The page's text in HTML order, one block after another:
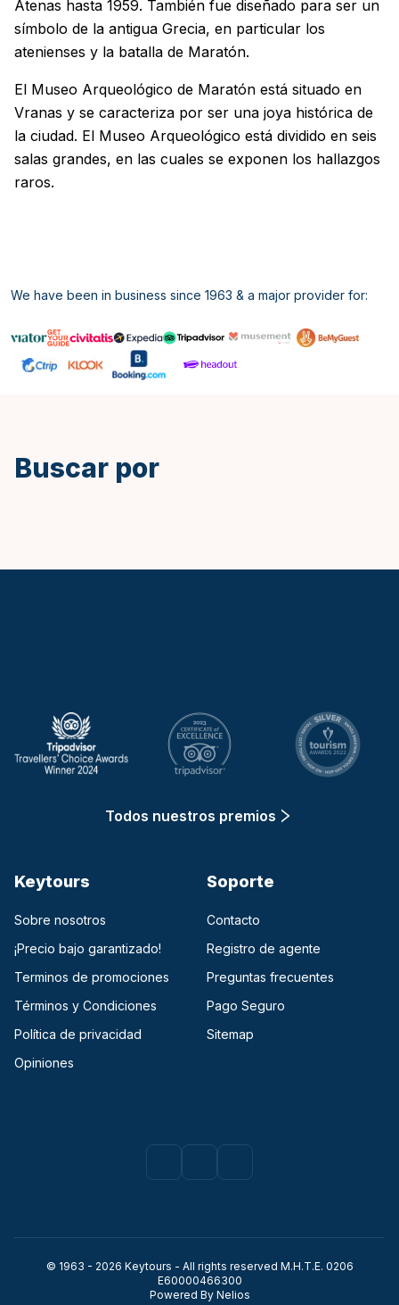
Atenas hasta 1959. También fue diseñado para ser un
símbolo de la antigua Grecia, en particular los
atenienses y la batalla de Maratón.
El Museo Arqueológico de Maratón está situado en
Vranas y se caracteriza por ser una joya histórica de
la ciudad. El Museo Arqueológico está dividido en seis
salas grandes, en las cuales se exponen los hallazgos
raros.
We have been in business since 1963 & a major provider for:
Buscar por
Todos nuestros premios
Keytours
Sobre nosotros
¡Precio bajo garantizado!
Terminos de promociones
Términos y Condiciones
Política de privacidad
Opiniones
Soporte
Contacto
Registro de agente
Preguntas frecuentes
Pago Seguro
Sitemap
Facebook
(opens in a new tab)
Instagram
(opens in a new tab)
Youtube
(opens in a new tab)
© 1963 - 2026 Keytours - All rights reserved Μ.Η.Τ.Ε. 0206
Ε60000466300
Powered By Nelios(opens in a new tab)